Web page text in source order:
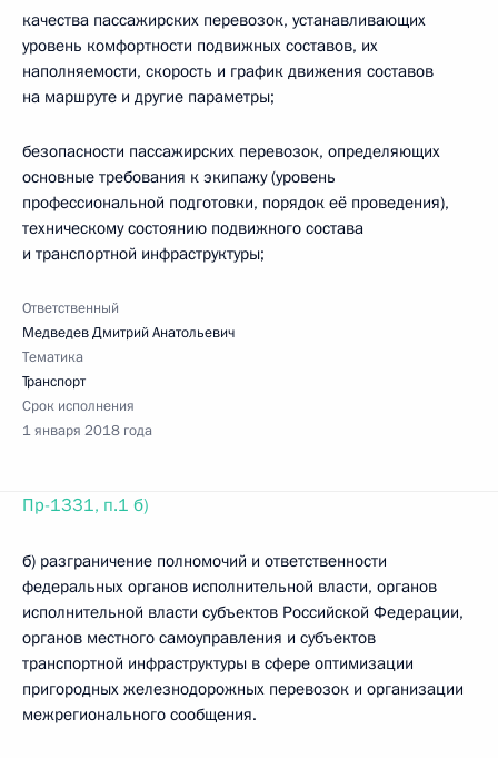
качества пассажирских перевозок, устанавливающих
уровень комфортности подвижных составов, их
наполняемости, скорость и график движения составов
на маршруте и другие параметры;
безопасности пассажирских перевозок, определяющих
основные требования к экипажу (уровень
профессиональной подготовки, порядок её проведения),
техническому состоянию подвижного состава
и транспортной инфраструктуры;
Ответственный
Медведев Дмитрий Анатольевич
Тематика
Транспорт
Срок исполнения
1 января 2018 года
Пр-1331, п.1 б)
б) разграничение полномочий и ответственности
федеральных органов исполнительной власти, органов
исполнительной власти субъектов Российской Федерации,
органов местного самоуправления и субъектов
транспортной инфраструктуры в сфере оптимизации
пригородных железнодорожных перевозок и организации
межрегионального сообщения.